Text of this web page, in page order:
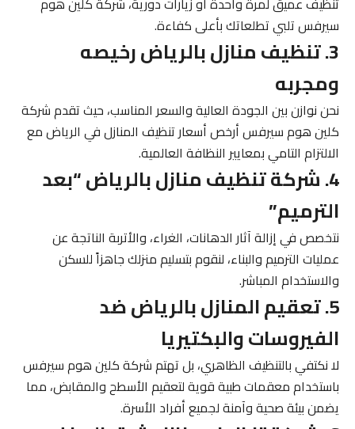
سيرفس تلبي تطلعاتك بأعلى كفاءة.
3. تنظيف منازل بالرياض رخيصه
ومجربه
نحن نوازن بين الجودة العالية والسعر المناسب، حيث تقدم شركة
كلين هوم سيرفس أرخص أسعار تنظيف المنازل في الرياض مع
الالتزام التامي بمعايير النظافة العالمية.
4. شركة تنظيف منازل بالرياض “بعد
الترميم”
نتخصص في إزالة آثار الدهانات، الغراء، والأتربة الناتجة عن
عمليات الترميم والبناء، لنقوم بتسليم منزلك جاهزاً للسكن
والاستخدام المباشر.
5. تعقيم المنازل بالرياض ضد
الفيروسات والبكتيريا
لا نكتفي بالتنظيف الظاهري، بل تهتم شركة كلين هوم سيرفس
باستخدام معقمات طبية قوية لتعقيم الأسطح والمقابض، مما
يضمن بيئة صحية وآمنة لجميع أفراد الأسرة.